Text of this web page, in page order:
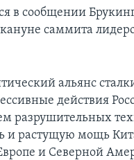
в сообщении
саммита
альянс
действия
разрушительных
и растущую мощь
и Северной